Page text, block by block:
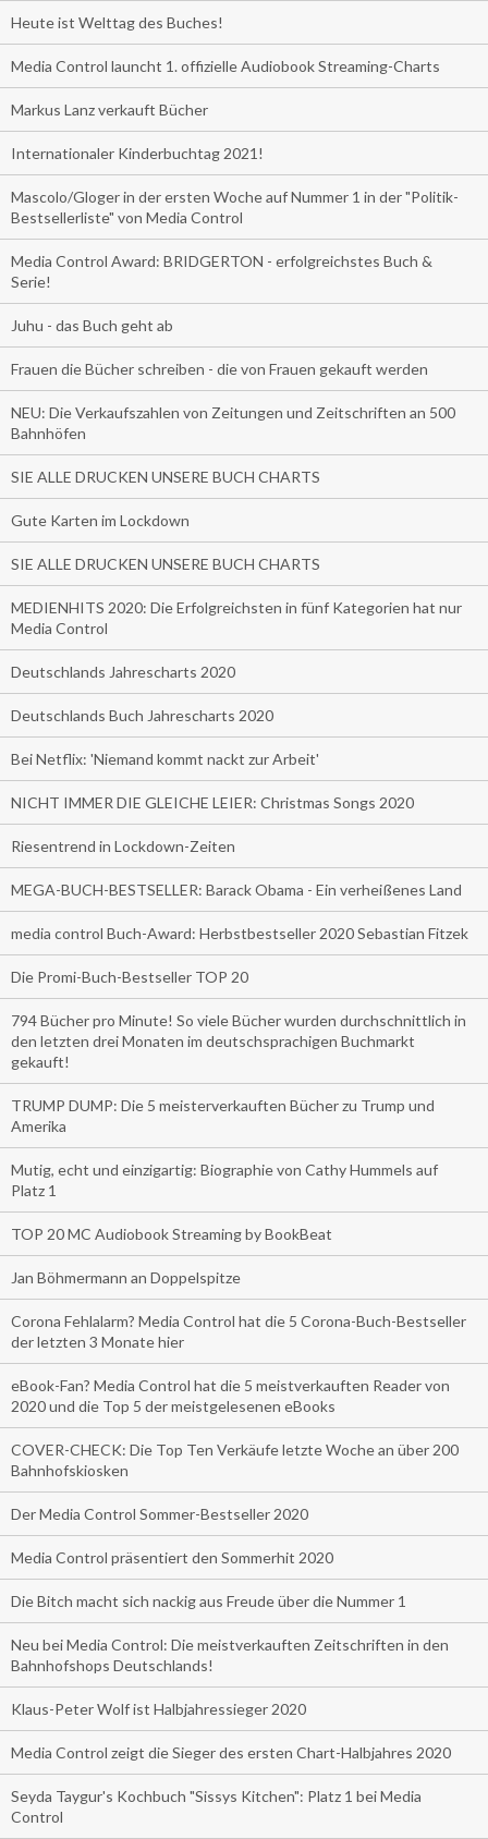
Heute ist Welttag des Buches!
Media Control launcht 1. offizielle Audiobook Streaming-Charts
Markus Lanz verkauft Bücher
Internationaler Kinderbuchtag 2021!
Mascolo/Gloger in der ersten Woche auf Nummer 1 in der "Politik-
Bestsellerliste" von Media Control
Media Control Award: BRIDGERTON - erfolgreichstes Buch &
Serie!
Juhu - das Buch geht ab
Frauen die Bücher schreiben - die von Frauen gekauft werden
NEU: Die Verkaufszahlen von Zeitungen und Zeitschriften an 500
Bahnhöfen
SIE ALLE DRUCKEN UNSERE BUCH CHARTS
Gute Karten im Lockdown
SIE ALLE DRUCKEN UNSERE BUCH CHARTS
MEDIENHITS 2020: Die Erfolgreichsten in fünf Kategorien hat nur
Media Control
Deutschlands Jahrescharts 2020
Deutschlands Buch Jahrescharts 2020
Bei Netflix: 'Niemand kommt nackt zur Arbeit'
NICHT IMMER DIE GLEICHE LEIER: Christmas Songs 2020
Riesentrend in Lockdown-Zeiten
MEGA-BUCH-BESTSELLER: Barack Obama - Ein verheißenes Land
media control Buch-Award: Herbstbestseller 2020 Sebastian Fitzek
Die Promi-Buch-Bestseller TOP 20
794 Bücher pro Minute! So viele Bücher wurden durchschnittlich in
den letzten drei Monaten im deutschsprachigen Buchmarkt
gekauft!
TRUMP DUMP: Die 5 meisterverkauften Bücher zu Trump und
Amerika
Mutig, echt und einzigartig: Biographie von Cathy Hummels auf
Platz 1
TOP 20 MC Audiobook Streaming by BookBeat
Jan Böhmermann an Doppelspitze
Corona Fehlalarm? Media Control hat die 5 Corona-Buch-Bestseller
der letzten 3 Monate hier
eBook-Fan? Media Control hat die 5 meistverkauften Reader von
2020 und die Top 5 der meistgelesenen eBooks
COVER-CHECK: Die Top Ten Verkäufe letzte Woche an über 200
Bahnhofskiosken
Der Media Control Sommer-Bestseller 2020
Media Control präsentiert den Sommerhit 2020
Die Bitch macht sich nackig aus Freude über die Nummer 1
Neu bei Media Control: Die meistverkauften Zeitschriften in den
Bahnhofshops Deutschlands!
Klaus-Peter Wolf ist Halbjahressieger 2020
Media Control zeigt die Sieger des ersten Chart-Halbjahres 2020
Seyda Taygur's Kochbuch "Sissys Kitchen": Platz 1 bei Media
Control